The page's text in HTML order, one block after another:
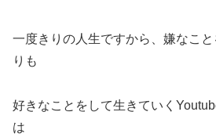
一度きりの人生ですから、嫌なこ
りも
好きなことをして生きていく
は